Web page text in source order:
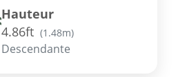
Hauteur
4.86ft (1.48m)
Descendante